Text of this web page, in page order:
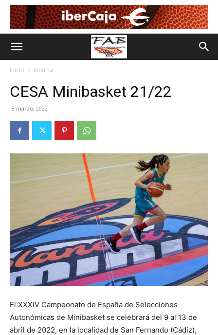
Inicio Interna
CESA Minibasket 21/22
8 marzo, 2022
El XXXIV Campeonato de España de Selecciones
Autonómicas de Minibasket se celebrará del 9 al 13 de
abril de 2022, en la localidad de San Fernando (Cádiz),